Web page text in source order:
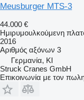
Meusburger MTS-3
44.000 €
Ημιρυμουλκούμενη
2016
Αριθμός αξόνων 3
Γερμανία, KI
Struck Cranes GmbH
Επικοινωνία με τον